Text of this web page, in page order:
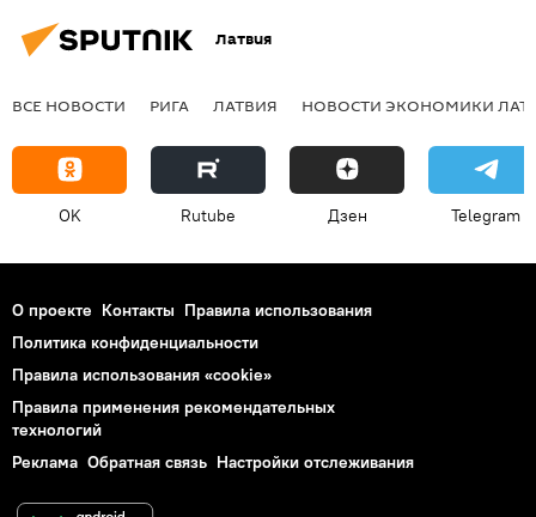
Латвия
ВСЕ НОВОСТИ РИГА ЛАТВИЯ НОВОСТИ ЭКОНОМИКИ
OK Rutube Дзен Telegram
О проекте Контакты Правила использования
Политика конфиденциальности
Правила использования «cookie»
Правила применения рекомендательных
технологий
Реклама Обратная связь Настройки отслеживания